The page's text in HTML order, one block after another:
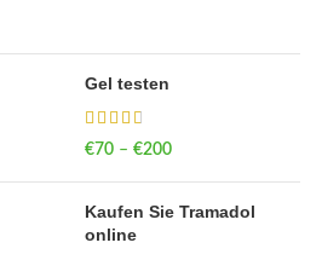
Gel testen
€70 – €200Price range: €70
Kaufen Sie Tramadol
online